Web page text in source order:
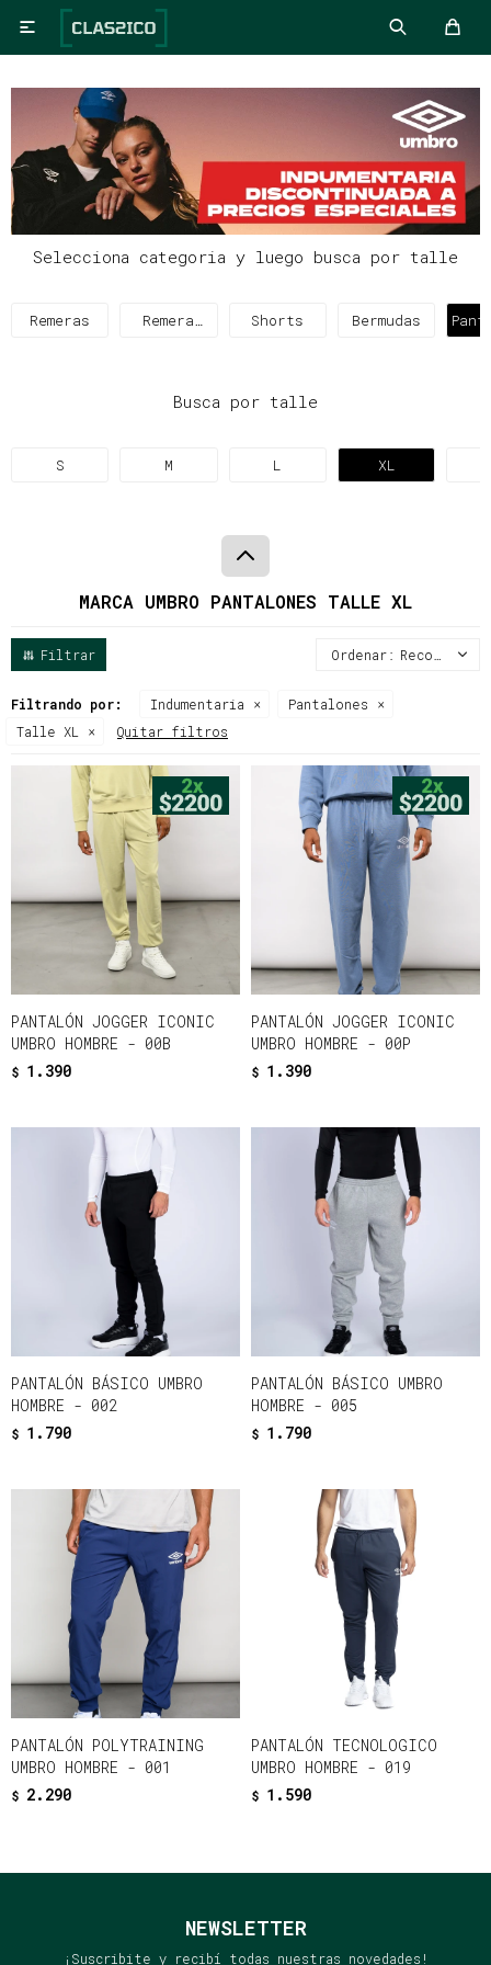

Selecciona categoria y luego busca por talle
Remeras
Remera
Shorts Bermudas
Busca por talle
S M L XL
MARCA UMBRO PANTALONES TALLE XL
Recomendados
Filtrando por: Indumentaria
Pantalones
Talle XL
Quitar filtros
PANTALÓN JOGGER ICONIC
UMBRO HOMBRE - 00B
$ 1.390
PANTALÓN JOGGER ICONIC
UMBRO HOMBRE - 00P
$ 1.390
PANTALÓN BÁSICO UMBRO
HOMBRE - 002
$ 1.790
PANTALÓN BÁSICO UMBRO
HOMBRE - 005
$ 1.790
PANTALÓN POLYTRAINING
UMBRO HOMBRE - 001
$ 2.290
PANTALÓN TECNOLOGICO
UMBRO HOMBRE - 019
$ 1.590
NEWSLETTER
¡Suscribite y recibí todas nuestras novedades!